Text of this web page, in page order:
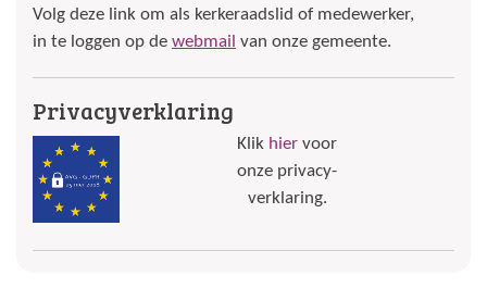
Volg deze link om als kerkeraadslid of medewerker,
in te loggen op de webmail van onze gemeente.
Privacyverklaring
Klik hier voor
onze privacy-
verklaring.